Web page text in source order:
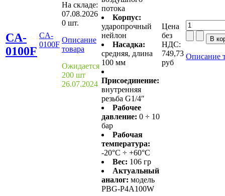
CA-
0100F
CA-
0100F
На складе:
07.08.2026
0 шт.
Описание
товара
Ожидается
200 шт
26.07.2024
потока
Корпус:
ударопрочный
нейлон
Насадка:
средняя, длина
100 мм
Присоединение:
внутренняя
резьба G1/4″
Рабочее
давление: 0 ÷ 10
бар
Рабочая
температура:
-20°C ÷ +60°C
Вес: 106 гр
Актуальный
аналог: модель
PBG-P4A100W
Цена
без
НДС:
749,73
руб
Описание